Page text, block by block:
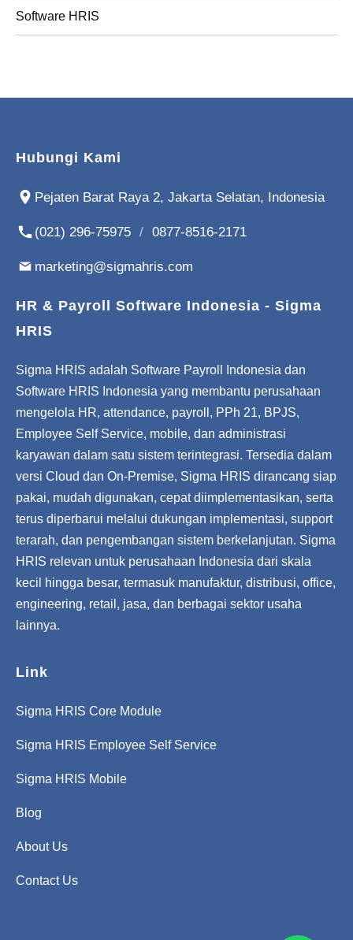
Software HRIS
Hubungi Kami
Pejaten Barat Raya 2, Jakarta Selatan, Indonesia
(021) 296-75975 / 0877-8516-2171
marketing@sigmahris.com
HR & Payroll Software Indonesia - Sigma
HRIS
Sigma HRIS adalah Software Payroll Indonesia dan
Software HRIS Indonesia yang membantu perusahaan
mengelola HR, attendance, payroll, PPh 21, BPJS,
Employee Self Service, mobile, dan administrasi
karyawan dalam satu sistem terintegrasi. Tersedia dalam
versi Cloud dan On-Premise, Sigma HRIS dirancang siap
pakai, mudah digunakan, cepat diimplementasikan, serta
terus diperbarui melalui dukungan implementasi, support
terarah, dan pengembangan sistem berkelanjutan. Sigma
HRIS relevan untuk perusahaan Indonesia dari skala
kecil hingga besar, termasuk manufaktur, distribusi, office,
engineering, retail, jasa, dan berbagai sektor usaha
lainnya.
Link
Sigma HRIS Core Module
Sigma HRIS Employee Self Service
Sigma HRIS Mobile
Blog
About Us
Contact Us